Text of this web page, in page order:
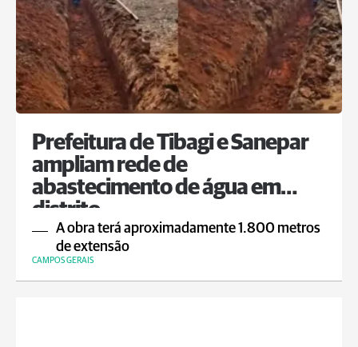
Prefeitura de Tibagi e Sanepar
ampliam rede de
abastecimento de água em
distrito
A obra terá aproximadamente 1.800 metros
de extensão
CAMPOS GERAIS